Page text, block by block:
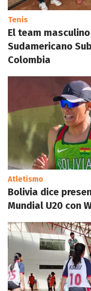
Tenis
El team
Sudamericano
Colombia
Atletismo
Bolivia dice
Mundial U20 con